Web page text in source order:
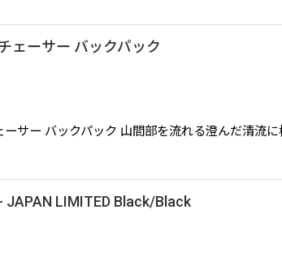
ェーサー バックパック
ーサー バックパック 山間部を流れる澄んだ清
JAPAN LIMITED Black/Black